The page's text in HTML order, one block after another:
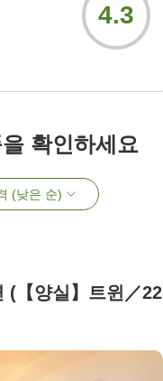
4.3
확인하세요
(낮은 순)
(【양실】트윈／22